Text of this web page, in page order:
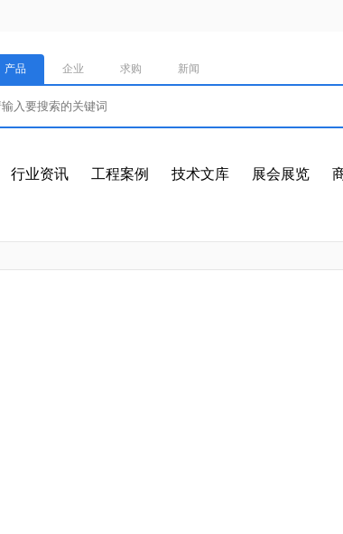
产品 企业 求购 新闻
行业资讯 工程案例 技术文库 展会展览